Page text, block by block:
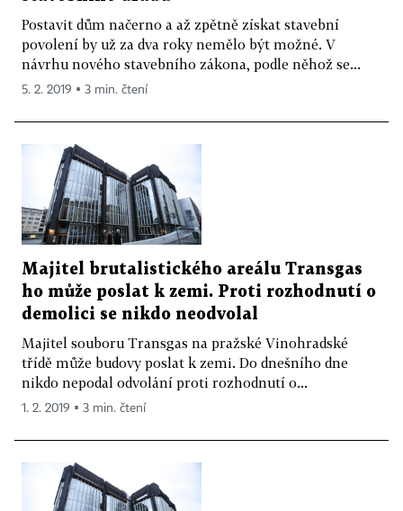
Postavit dům načerno a až zpětně získat stavební
povolení by už za dva roky nemělo být možné. V
návrhu nového stavebního zákona, podle něhož se...
5. 2. 2019 ▪ 3 min. čtení
Majitel brutalistického areálu Transgas
ho může poslat k zemi. Proti rozhodnutí o
demolici se nikdo neodvolal
Majitel souboru Transgas na pražské Vinohradské
třídě může budovy poslat k zemi. Do dnešního dne
nikdo nepodal odvolání proti rozhodnutí o...
1. 2. 2019 ▪ 3 min. čtení